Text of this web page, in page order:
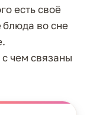
есть своё
во сне
чем связаны